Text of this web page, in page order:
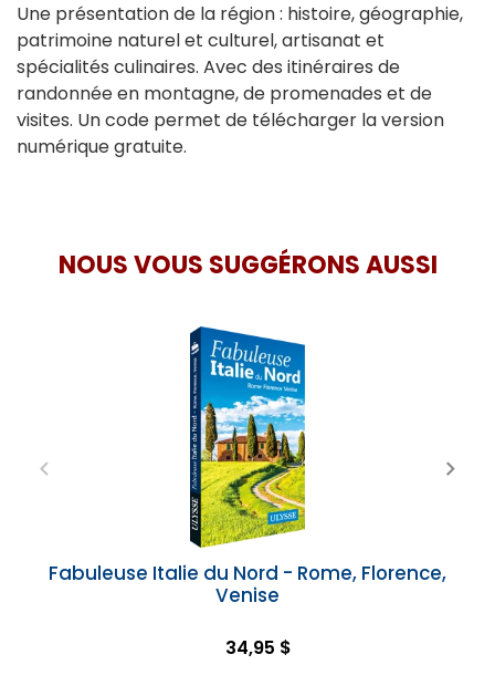
Une présentation de la région : histoire, géographie,
patrimoine naturel et culturel, artisanat et
spécialités culinaires. Avec des itinéraires de
randonnée en montagne, de promenades et de
visites. Un code permet de télécharger la version
numérique gratuite.
NOUS VOUS SUGGÉRONS AUSSI
Fabuleuse Italie du Nord - Rome, Florence,
Venise
34,95 $